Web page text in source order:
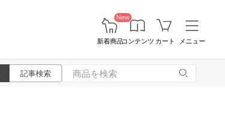
New
新着商品コンテンツ カート メニュー
記事検索